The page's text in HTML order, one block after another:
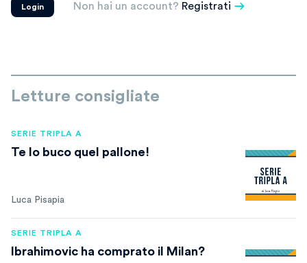
Login Non hai un account? Registrati
Letture consigliate
SERIE TRIPLA A
Te lo buco quel pallone!
Luca Pisapia
SERIE TRIPLA A
Ibrahimovic ha comprato il Milan?